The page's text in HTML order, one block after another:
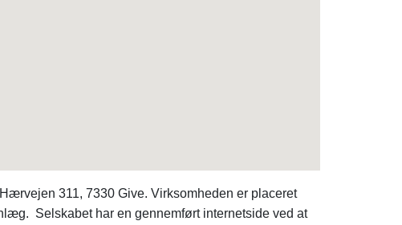
311, 7330 Give. Virksomheden er placeret
Selskabet har en gennemført internetside ved at